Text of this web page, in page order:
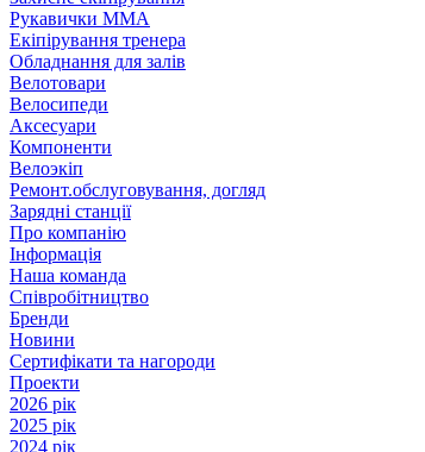
Рукавички ММА
Екіпірування тренера
Обладнання для залів
Велотовари
Велосипеди
Аксесуари
Компоненти
Велоэкіп
Ремонт.обслуговування, догляд
Зарядні станції
Про компанію
Інформація
Наша команда
Співробітництво
Бренди
Новини
Сертифікати та нагороди
Проекти
2026 рік
2025 рік
2024 рік